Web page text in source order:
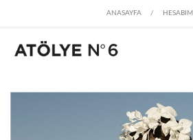
ANASAYFA / HESABIM